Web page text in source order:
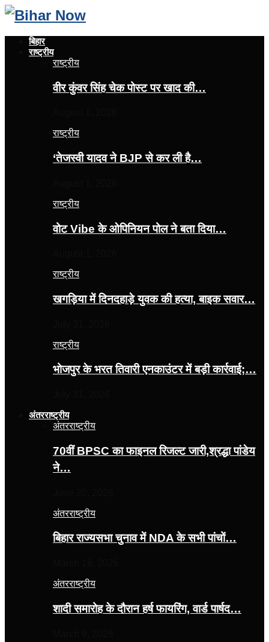
बिहार
राष्ट्रीय
राष्ट्रीय
वीर कुंवर सिंह चेक पोस्ट पर खाद की…
राष्ट्रीय
‘तेजस्‍वी यादव ने BJP से कर ली है…
राष्ट्रीय
वोट Vibe के ओपिनियन पोल ने बता दिया…
राष्ट्रीय
खगड़िया में दिनदहाड़े युवक की हत्या, बाइक सवार…
राष्ट्रीय
भोजपुर के भरत तिवारी एनकाउंटर में बड़ी कार्रवाई;…
अंतरराष्ट्रीय
अंतरराष्ट्रीय
70वीं BPSC का फाइनल रिजल्ट जारी,श्रद्धा पांडेय
ने…
अंतरराष्ट्रीय
बिहार राज्यसभा चुनाव में NDA के सभी पांचों…
अंतरराष्ट्रीय
शादी समारोह के दौरान हर्ष फायरिंग, वार्ड पार्षद…